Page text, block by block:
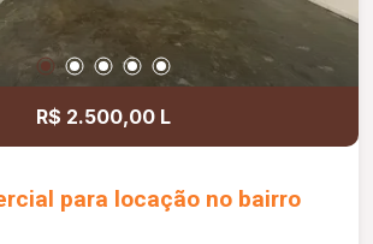
em contato para mais
e agende uma visita.
R$ 2.500,00 L
para locação no bairro